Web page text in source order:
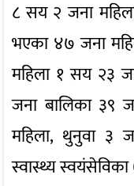
८ सय २ जना
भएका ४७ जना
महिला १ सय २३
जना बालिका ३९
महिला, थुनुवा ३
स्वास्थ्य